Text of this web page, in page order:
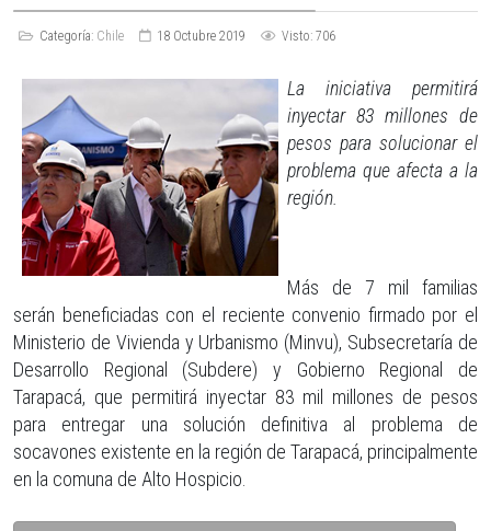
Categoría: Chile 18 Octubre 2019 Visto: 706
La iniciativa permitirá
inyectar 83 millones de
pesos para solucionar el
problema que afecta a la
región.
Más de 7 mil familias
serán beneficiadas con el reciente convenio firmado por el
Ministerio de Vivienda y Urbanismo (Minvu), Subsecretaría de
Desarrollo Regional (Subdere) y Gobierno Regional de
Tarapacá, que permitirá inyectar 83 mil millones de pesos
para entregar una solución definitiva al problema de
socavones existente en la región de Tarapacá, principalmente
en la comuna de Alto Hospicio.